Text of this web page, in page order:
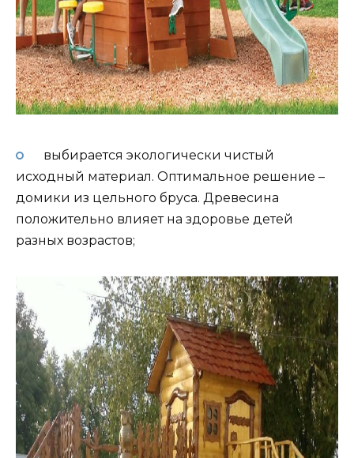
выбирается экологически чистый
исходный материал. Оптимальное решение –
домики из цельного бруса. Древесина
положительно влияет на здоровье детей
разных возрастов;